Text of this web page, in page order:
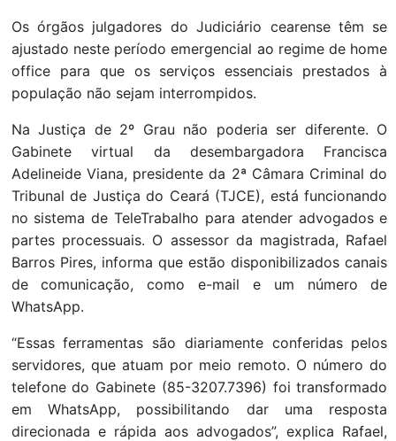
Os órgãos julgadores do Judiciário cearense têm se
ajustado neste período emergencial ao regime de home
office para que os serviços essenciais prestados à
população não sejam interrompidos.
Na Justiça de 2º Grau não poderia ser diferente. O
Gabinete virtual da desembargadora Francisca
Adelineide Viana, presidente da 2ª Câmara Criminal do
Tribunal de Justiça do Ceará (TJCE), está funcionando
no sistema de TeleTrabalho para atender advogados e
partes processuais. O assessor da magistrada, Rafael
Barros Pires, informa que estão disponibilizados canais
de comunicação, como e-mail e um número de
WhatsApp.
“Essas ferramentas são diariamente conferidas pelos
servidores, que atuam por meio remoto. O número do
telefone do Gabinete (85-3207.7396) foi transformado
em WhatsApp, possibilitando dar uma resposta
direcionada e rápida aos advogados”, explica Rafael,